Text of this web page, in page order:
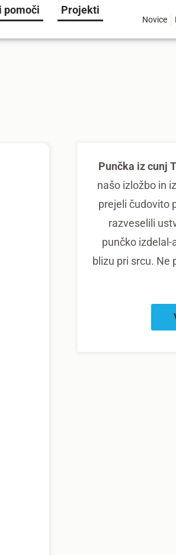
pomoči Projekti
Novice
Punčka iz cunj
našo izložbo in
prejeli čudovito
razveselili
punčko izdelal-
blizu pri srcu. Ne